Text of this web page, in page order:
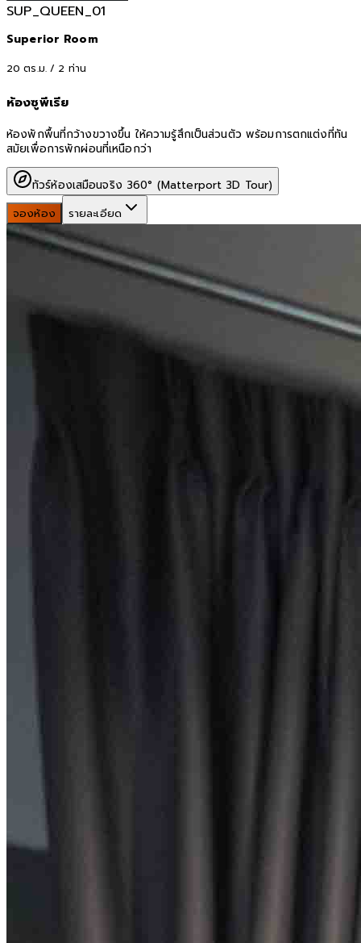
SUP_QUEEN_01
Superior Room
20 ตร.ม. / 2 ท่าน
ห้องซูพีเรีย
ห้องพักพื้นที่กว้างขวางขึ้น ให้ความรู้สึกเป็นส่วนตัว พร้อมการตกแต่งที่ทัน
สมัยเพื่อการพักผ่อนที่เหนือกว่า
ทัวร์ห้องเสมือนจริง 360° (Matterport 3D Tour)
จองห้อง
รายละเอียด